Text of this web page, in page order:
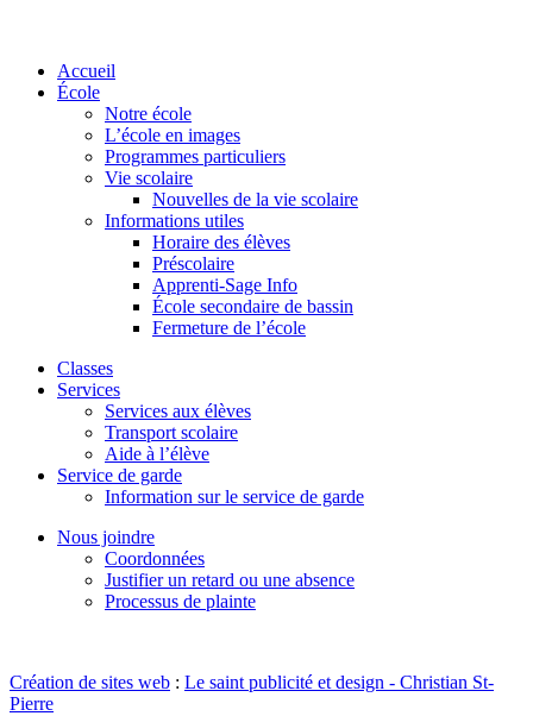
Accueil
École
Notre école
L’école en images
Programmes particuliers
Vie scolaire
Nouvelles de la vie scolaire
Informations utiles
Horaire des élèves
Préscolaire
Apprenti-Sage Info
École secondaire de bassin
Fermeture de l’école
Classes
Services
Services aux élèves
Transport scolaire
Aide à l’élève
Service de garde
Information sur le service de garde
Nous joindre
Coordonnées
Justifier un retard ou une absence
Processus de plainte
Création de sites web : Le saint publicité et design - Christian St-
Pierre